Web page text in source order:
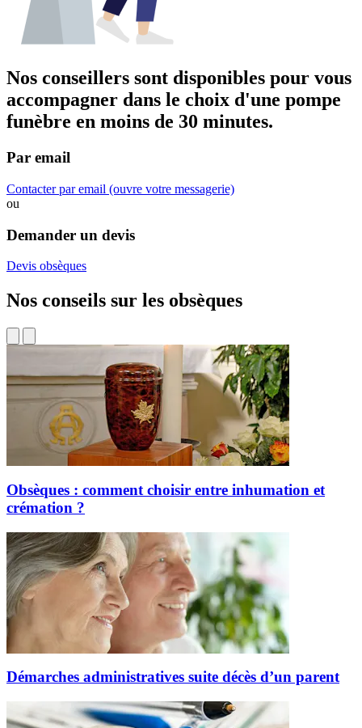
Nos conseillers sont disponibles pour vous
accompagner dans le choix d'une pompe
funèbre en moins de 30 minutes.
Par email
Contacter par email (ouvre votre messagerie)
ou
Demander un devis
Devis obsèques
Nos conseils sur les obsèques
Obsèques : comment choisir entre inhumation et
crémation ?
Démarches administratives suite décès d’un parent